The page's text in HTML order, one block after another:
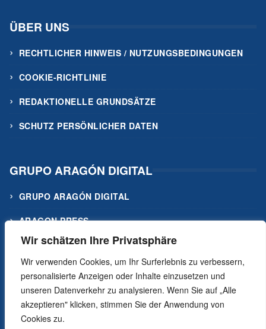
Wir schätzen Ihre Privatsphäre
Wir verwenden Cookies, um Ihr Surferlebnis zu verbessern,
personalisierte Anzeigen oder Inhalte einzusetzen und
unseren Datenverkehr zu analysieren. Wenn Sie auf „Alle
akzeptieren" klicken, stimmen Sie der Anwendung von
Cookies zu.
ÜBER UNS
RECHTLICHER HINWEIS / NUTZUNGSBEDINGUNGEN
COOKIE-RICHTLINIE
REDAKTIONELLE GRUNDSÄTZE
SCHUTZ PERSÖNLICHER DATEN
GRUPO ARAGÓN DIGITAL
GRUPO ARAGÓN DIGITAL
ARAGON PRESS
ACTUALIDAD MEDIA
© 2024 aragondigital.com. Aragón news on the Internet. An Aragonese